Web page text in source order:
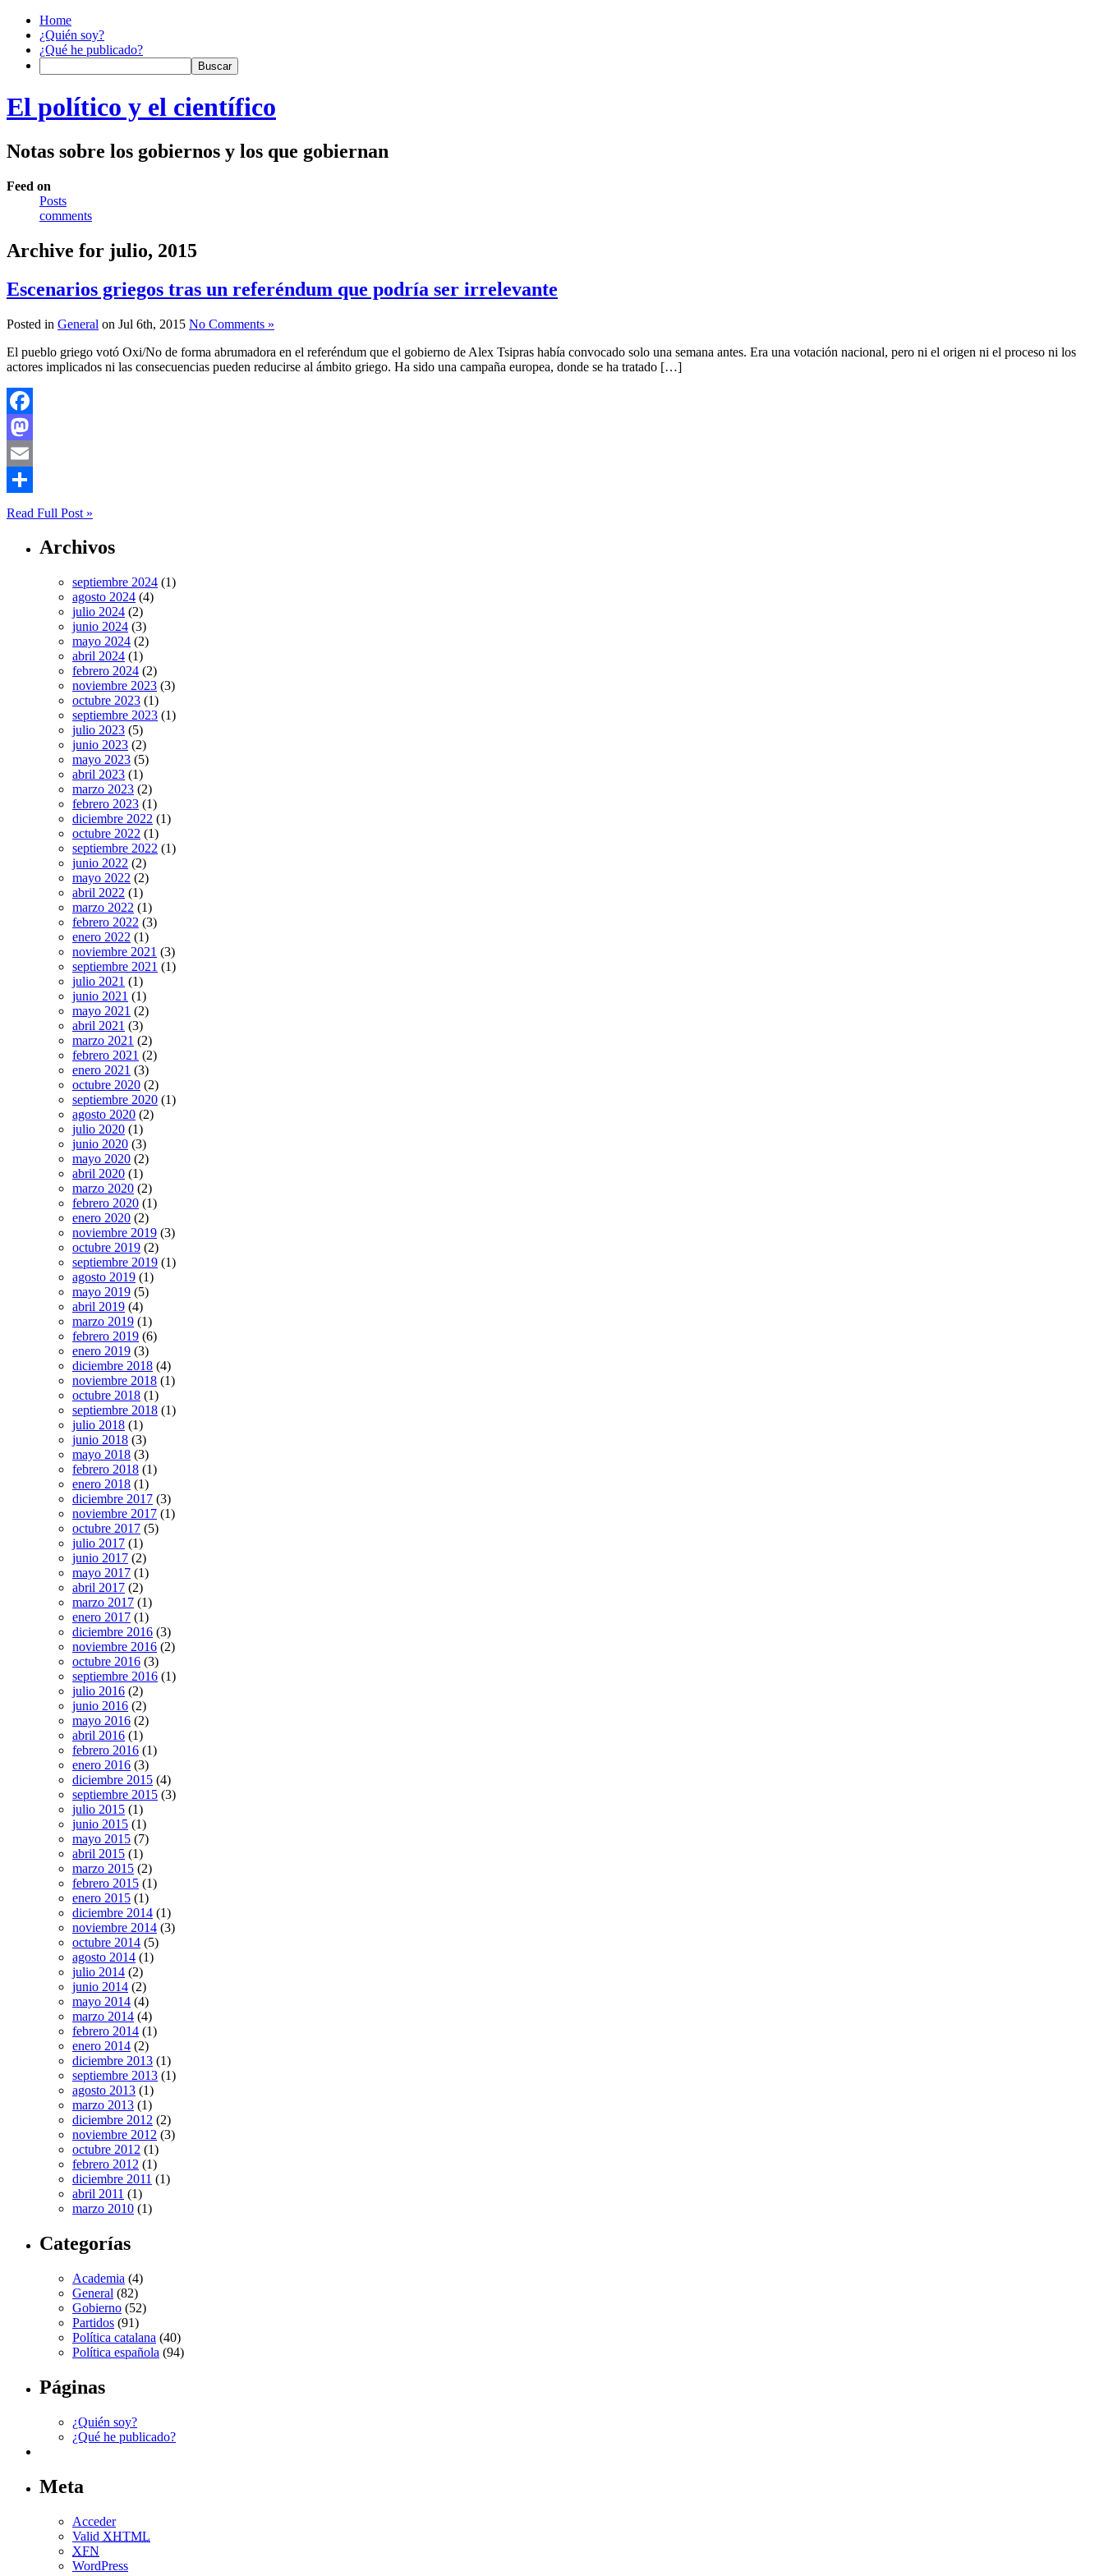
Home
¿Quién soy?
¿Qué he publicado?
El político y el científico
Notas sobre los gobiernos y los que gobiernan
Feed on
Posts
comments
Archive for julio, 2015
Escenarios griegos tras un referéndum que podría ser irrelevante
Posted in General on Jul 6th, 2015 No Comments »
El pueblo griego votó Oxi/No de forma abrumadora en el referéndum que el gobierno de Alex Tsipras había convocado solo una semana antes. Era una votación nacional, pero ni el origen ni el proceso ni los
actores implicados ni las consecuencias pueden reducirse al ámbito griego. Ha sido una campaña europea, donde se ha tratado […]
Facebook
Mastodon
Email
Compartir
Read Full Post »
Archivos
septiembre 2024 (1)
agosto 2024 (4)
julio 2024 (2)
junio 2024 (3)
mayo 2024 (2)
abril 2024 (1)
febrero 2024 (2)
noviembre 2023 (3)
octubre 2023 (1)
septiembre 2023 (1)
julio 2023 (5)
junio 2023 (2)
mayo 2023 (5)
abril 2023 (1)
marzo 2023 (2)
febrero 2023 (1)
diciembre 2022 (1)
octubre 2022 (1)
septiembre 2022 (1)
junio 2022 (2)
mayo 2022 (2)
abril 2022 (1)
marzo 2022 (1)
febrero 2022 (3)
enero 2022 (1)
noviembre 2021 (3)
septiembre 2021 (1)
julio 2021 (1)
junio 2021 (1)
mayo 2021 (2)
abril 2021 (3)
marzo 2021 (2)
febrero 2021 (2)
enero 2021 (3)
octubre 2020 (2)
septiembre 2020 (1)
agosto 2020 (2)
julio 2020 (1)
junio 2020 (3)
mayo 2020 (2)
abril 2020 (1)
marzo 2020 (2)
febrero 2020 (1)
enero 2020 (2)
noviembre 2019 (3)
octubre 2019 (2)
septiembre 2019 (1)
agosto 2019 (1)
mayo 2019 (5)
abril 2019 (4)
marzo 2019 (1)
febrero 2019 (6)
enero 2019 (3)
diciembre 2018 (4)
noviembre 2018 (1)
octubre 2018 (1)
septiembre 2018 (1)
julio 2018 (1)
junio 2018 (3)
mayo 2018 (3)
febrero 2018 (1)
enero 2018 (1)
diciembre 2017 (3)
noviembre 2017 (1)
octubre 2017 (5)
julio 2017 (1)
junio 2017 (2)
mayo 2017 (1)
abril 2017 (2)
marzo 2017 (1)
enero 2017 (1)
diciembre 2016 (3)
noviembre 2016 (2)
octubre 2016 (3)
septiembre 2016 (1)
julio 2016 (2)
junio 2016 (2)
mayo 2016 (2)
abril 2016 (1)
febrero 2016 (1)
enero 2016 (3)
diciembre 2015 (4)
septiembre 2015 (3)
julio 2015 (1)
junio 2015 (1)
mayo 2015 (7)
abril 2015 (1)
marzo 2015 (2)
febrero 2015 (1)
enero 2015 (1)
diciembre 2014 (1)
noviembre 2014 (3)
octubre 2014 (5)
agosto 2014 (1)
julio 2014 (2)
junio 2014 (2)
mayo 2014 (4)
marzo 2014 (4)
febrero 2014 (1)
enero 2014 (2)
diciembre 2013 (1)
septiembre 2013 (1)
agosto 2013 (1)
marzo 2013 (1)
diciembre 2012 (2)
noviembre 2012 (3)
octubre 2012 (1)
febrero 2012 (1)
diciembre 2011 (1)
abril 2011 (1)
marzo 2010 (1)
Categorías
Academia (4)
General (82)
Gobierno (52)
Partidos (91)
Política catalana (40)
Política española (94)
Páginas
¿Quién soy?
¿Qué he publicado?
Meta
Acceder
Valid XHTML
XFN
WordPress